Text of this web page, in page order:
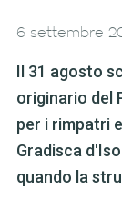
6 settembre
Il 31 agosto
originario del
per i rimpatri
Gradisca
quando la